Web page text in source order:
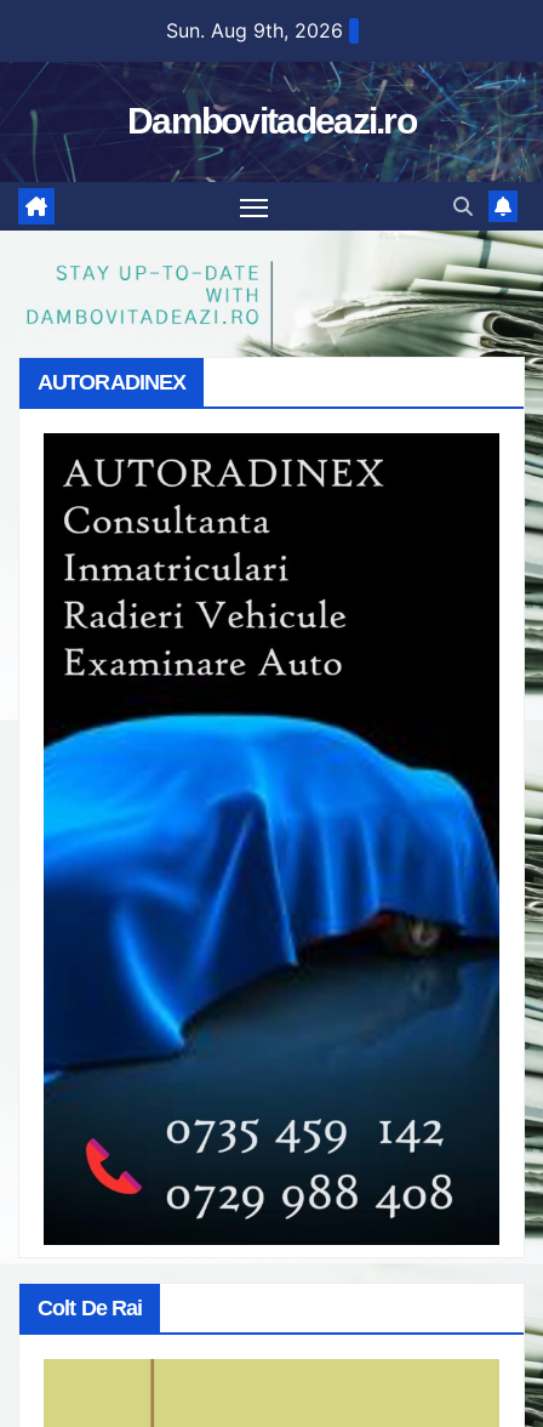
content
Sun. Aug 9th, 2026
Dambovitadeazi.ro
AUTORADINEX
Colt De Rai